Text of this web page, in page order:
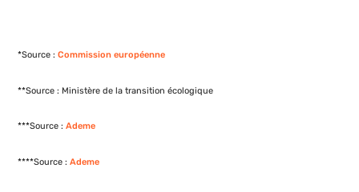
*Source :Commission européenne
**Source : Ministère de la transition écologique
***Source :Ademe
****Source :Ademe